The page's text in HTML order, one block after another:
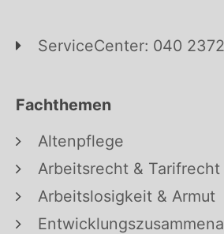
ServiceCenter: 040
Fachthemen
Altenpflege
Arbeitsrecht & Tarifrecht
Arbeitslosigkeit & Armut